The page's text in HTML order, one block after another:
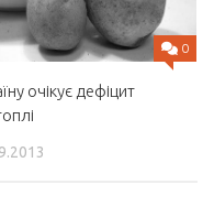
0
очікує дефіцит